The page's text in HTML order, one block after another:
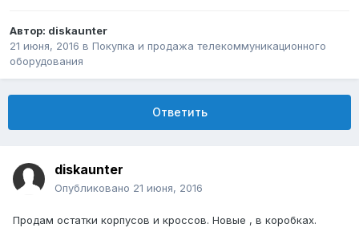
Автор: diskaunter
21 июня, 2016 в Покупка и продажа телекоммуникационного
оборудования
Ответить
diskaunter
Опубликовано 21 июня, 2016
Продам остатки корпусов и кроссов. Новые , в коробках.